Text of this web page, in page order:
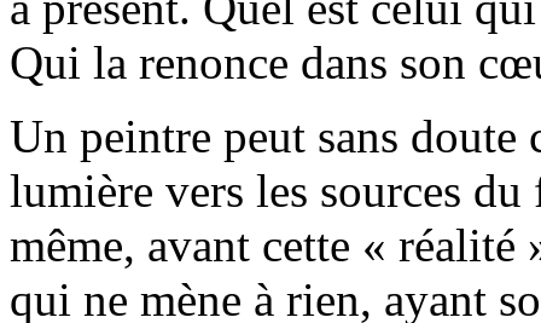
Qui la renonce dans son
Un peintre peut sans doute
lumière vers les sources
même, avant cette «
qui ne mène à rien, ayant